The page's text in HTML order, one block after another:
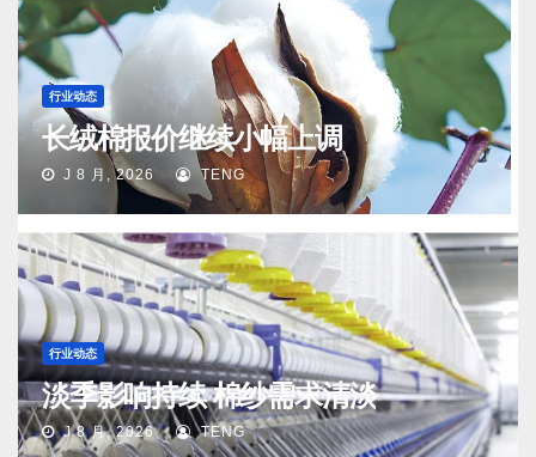
行业动态
长绒棉报价继续小幅上调
J 8 月, 2026 TENG
行业动态
淡季影响持续 棉纱需求清淡
J 8 月, 2026 TENG